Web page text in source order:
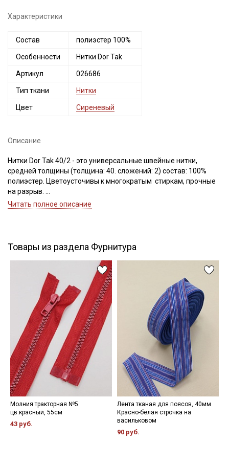
Характеристики
Состав полиэстер 100%
Особенности Нитки Dor Tak
Артикул 026686
Тип ткани Нитки
Цвет Сиреневый
Описание
Нитки Dor Tak 40/2 - это универсальные швейные нитки,
средней толщины (толщина: 40. сложений: 2) состав: 100%
полиэстер. Цветоусточивы к многократым стиркам, прочные
на разрыв.
Если требуется подбор цвета — наш менеджер подберет для
Читать полное описание
Товары из раздела Фурнитура
Молния тракторная №5
цв.красный, 55см
43 руб.
Лента тканая для поясов, 40мм
Красно-белая строчка на
васильковом
90 руб.
Мы публикуем здесь дополнительные
промокоды и скидки до 30% на узкие
категории тканей
Подписаться
Ознакомлен(а) с
данныхи даюСогласие на обработку персональных